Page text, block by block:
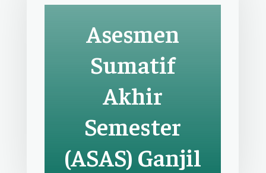
Asesmen
Sumatif
Akhir
Semester
(ASAS) Ganjil